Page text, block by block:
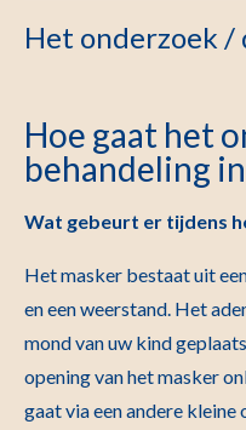
Het onderzoek /
Hoe gaat het
behandeling
Wat gebeurt er tijdens
Het masker bestaat uit
en een weerstand. Het
mond van uw kind
opening van het masker
gaat via een andere